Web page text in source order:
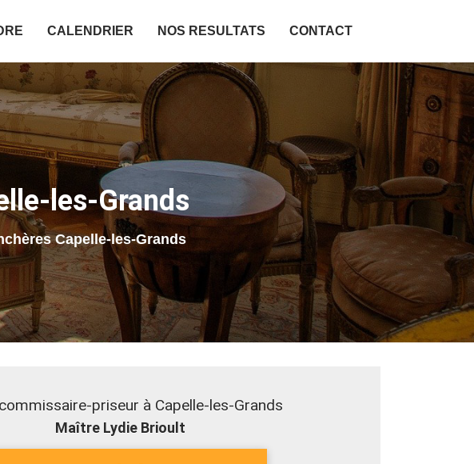
CALENDRIER NOS RESULTATS CONTACT
les-Grands
Capelle-les-Grands
priseur à Capelle-les-Grands
Maître Lydie Brioult